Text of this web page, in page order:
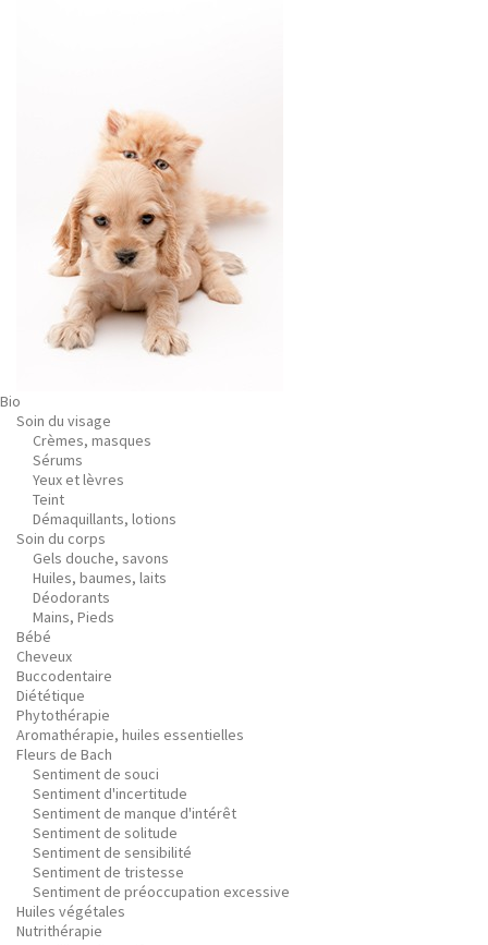
Bio
Soin du visage
Crèmes, masques
Sérums
Yeux et lèvres
Teint
Démaquillants, lotions
Soin du corps
Gels douche, savons
Huiles, baumes, laits
Déodorants
Mains, Pieds
Bébé
Cheveux
Buccodentaire
Diététique
Phytothérapie
Aromathérapie, huiles essentielles
Fleurs de Bach
Sentiment de souci
Sentiment d'incertitude
Sentiment de manque d'intérêt
Sentiment de solitude
Sentiment de sensibilité
Sentiment de tristesse
Sentiment de préoccupation excessive
Huiles végétales
Nutrithérapie